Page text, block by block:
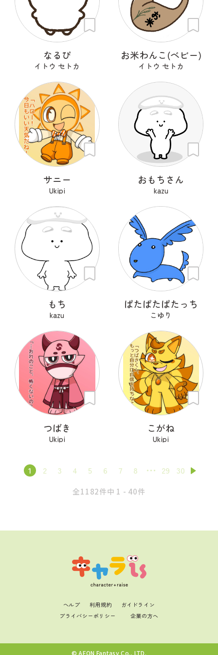
なるぴ
イトウ セトカ
お米わんこ(ベビー)
イトウ セトカ
サニー
Ukipi
おもちさん
kazu
もち
kazu
ぱたぱたぱたっち
こゆり
つばき
Ukipi
こがね
Ukipi
1 2 3 4 5 6 7 8 29 30
全1182件中 1 - 40件
ヘルプ 利用規約
ガイドライン
プライバシーポリシー
企業の方へ
© AEON Fantasy Co., LTD.